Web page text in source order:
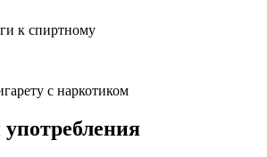
к спиртному